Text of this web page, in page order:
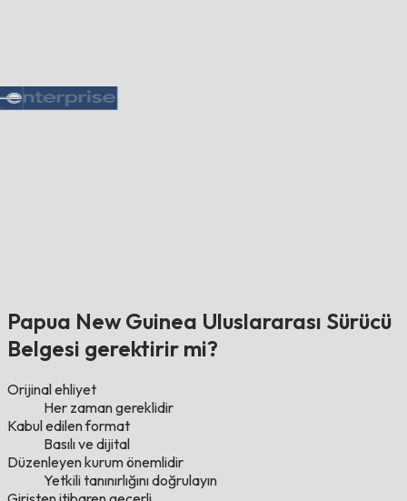
Papua New Guinea Uluslararası Sürücü
Belgesi gerektirir mi?
Orijinal ehliyet
Her zaman gereklidir
Kabul edilen format
Basılı ve dijital
Düzenleyen kurum önemlidir
Yetkili tanınırlığını doğrulayın